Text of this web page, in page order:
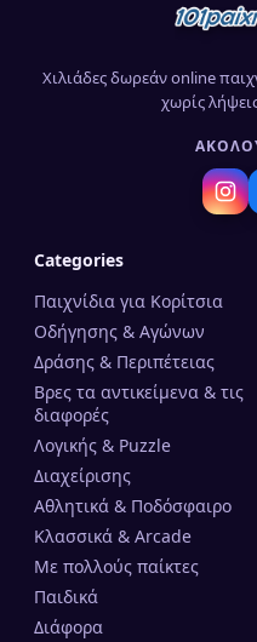
Χιλιάδες δωρεάν online
χωρίς
Categories
Παιχνίδια για Κορίτσια
Οδήγησης & Αγώνων
Δράσης & Περιπέτειας
Βρες τα αντικείμενα & τις
διαφορές
Λογικής & Puzzle
Διαχείρισης
Αθλητικά & Ποδόσφαιρο
Κλασσικά & Arcade
Mε πολλούς παίκτες
Παιδικά
Διάφορα